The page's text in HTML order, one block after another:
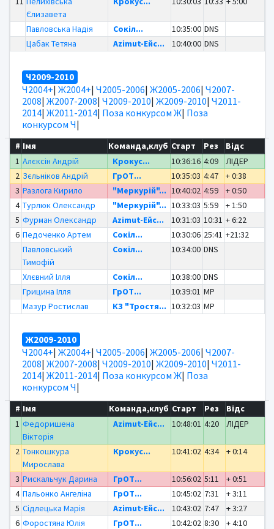
Єлизавета
Павловська Надія Сокіл... 10:35:00 DNS
Цабак Тетяна
Azimut-Ейс... 10:40:00 DNS
Ч2009-2010
Ч2004+| Ж2004+| Ч2005-2006| Ж2005-2006| Ч2007-
2008| Ж2007-2008| Ч2009-2010| Ж2009-2010| Ч2011-
2014| Ж2011-2014| Поза конкурсом Ж| Поза
конкурсом Ч|
# Імя Команда,клуб Старт Рез
Відс
1 Алєксін Андрій Крокус... 10:36:16 4:09
ЛІДЕР
2 Зєльніков Андрій ГрОТ... 10:35:03 4:47
+ 0:38
3 Разлога Кирило "Меркурій"... 10:40:02 4:59
+ 0:50
4 Турлюк Олександр "Меркурій"... 10:33:03 5:59
+ 1:50
5 Фурман Олександр Azimut-Ейс... 10:31:03 10:31 + 6:22
6 Педоченко Артем Сокіл... 10:30:06 25:41 +21:32
Павловський
Тимофій
Сокіл... 10:34:00 DNS
Хлєвний Ілля Сокіл... 10:38:00 DNS
Грицина Ілля
ГрОТ... 10:39:01 MP
Мазур Ростислав
КЗ "Тростя... 10:32:03 MP
Ж2009-2010
Ч2004+| Ж2004+| Ч2005-2006| Ж2005-2006| Ч2007-
2008| Ж2007-2008| Ч2009-2010| Ж2009-2010| Ч2011-
2014| Ж2011-2014| Поза конкурсом Ж| Поза
конкурсом Ч|
# Імя Команда,клуб Старт Рез
Відс
1 Федоришена
Вікторія
Azimut-Ейс... 10:48:01 4:20 ЛІДЕР
2 Тонкошкура
Мирослава
Крокус... 10:41:02 4:34 + 0:14
3 Рискальчук Дарина ГрОТ... 10:56:02 5:11
+ 0:51
4 Пальонко Ангеліна ГрОТ... 10:45:02 7:31
+ 3:11
5 Сідлецька Марія Azimut-Ейс... 10:43:02 7:47
+ 3:27
6 Форостяна Юлія ГрОТ... 10:42:02 8:30
+ 4:10